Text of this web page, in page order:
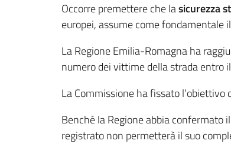
Occorre premettere che lasicurezza
europei, assume come
La Regione Emilia-Romagna ha
numero dei vittime della strada entro
La Commissione ha fissato
Benché la Regione abbia
registrato non permetterà il suo